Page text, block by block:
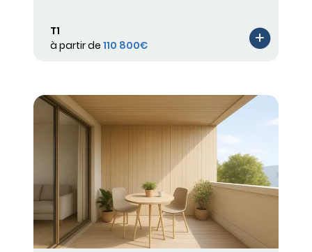
T1
à partir de 110 800€